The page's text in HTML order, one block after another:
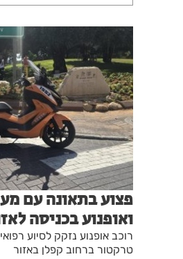
פצוע בתאונה עם
ואופנוע בכניסה
רוכב אופנוע נזקק לסיוע
טרקטור ברחוב קפלן באזור